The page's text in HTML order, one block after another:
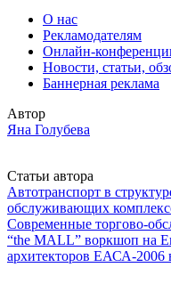
О нас
Рекламодателям
Онлайн-
Новости, статьи,
Баннерная реклама
Автор
Яна Голубева
Статьи автора
Автотранспорт в
обслуживающих
Современные торгово-
“the MALL” воркшоп на
архитекторов ЕАСА-2006